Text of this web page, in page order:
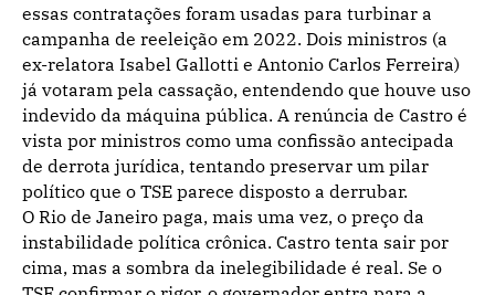
essas contratações foram usadas para turbinar a
campanha de reeleição em 2022. Dois ministros (a
ex-relatora Isabel Gallotti e Antonio Carlos Ferreira)
já votaram pela cassação, entendendo que houve uso
indevido da máquina pública. A renúncia de Castro é
vista por ministros como uma confissão antecipada
de derrota jurídica, tentando preservar um pilar
político que o TSE parece disposto a derrubar.
O Rio de Janeiro paga, mais uma vez, o preço da
instabilidade política crônica. Castro tenta sair por
cima, mas a sombra da inelegibilidade é real. Se o